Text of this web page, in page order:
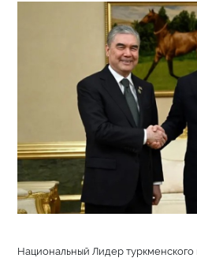
Национальный Лидер